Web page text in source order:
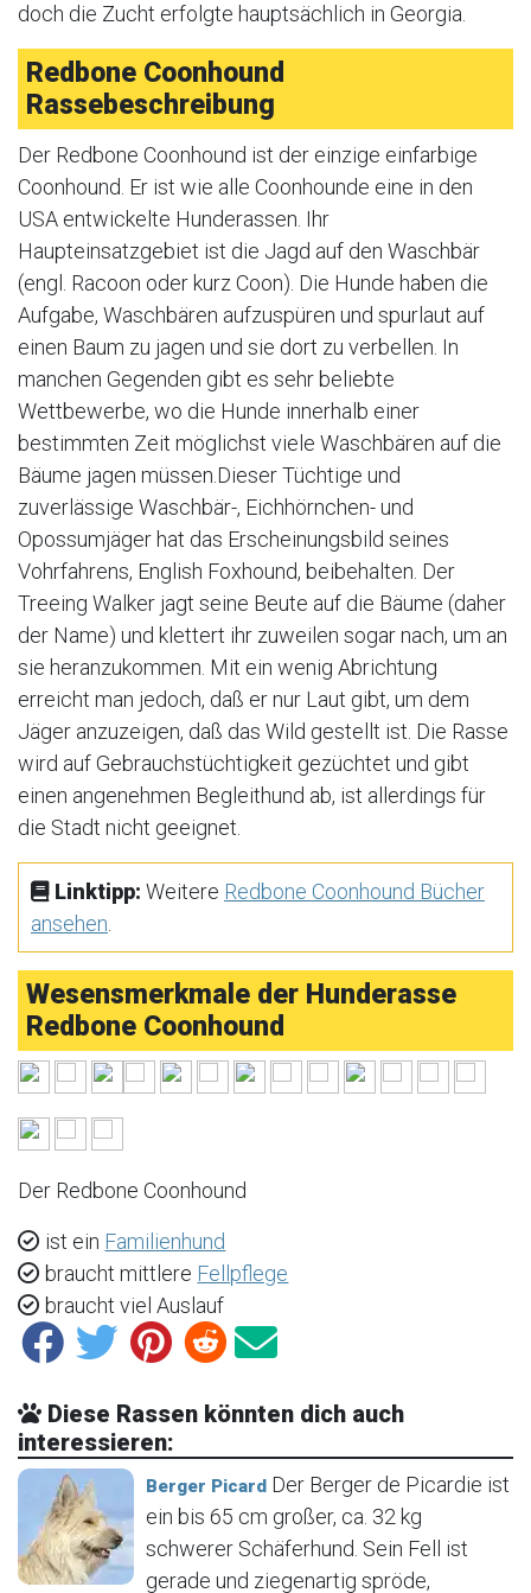
doch die Zucht erfolgte hauptsächlich in Georgia.
Redbone Coonhound
Rassebeschreibung
Der Redbone Coonhound ist der einzige einfarbige
Coonhound. Er ist wie alle Coonhounde eine in den
USA entwickelte Hunderassen. Ihr
Haupteinsatzgebiet ist die Jagd auf den Waschbär
(engl. Racoon oder kurz Coon). Die Hunde haben die
Aufgabe, Waschbären aufzuspüren und spurlaut auf
einen Baum zu jagen und sie dort zu verbellen. In
manchen Gegenden gibt es sehr beliebte
Wettbewerbe, wo die Hunde innerhalb einer
bestimmten Zeit möglichst viele Waschbären auf die
Bäume jagen müssen.Dieser Tüchtige und
zuverlässige Waschbär-, Eichhörnchen- und
Opossumjäger hat das Erscheinungsbild seines
Vohrfahrens, English Foxhound, beibehalten. Der
Treeing Walker jagt seine Beute auf die Bäume (daher
der Name) und klettert ihr zuweilen sogar nach, um an
sie heranzukommen. Mit ein wenig Abrichtung
erreicht man jedoch, daß er nur Laut gibt, um dem
Jäger anzuzeigen, daß das Wild gestellt ist. Die Rasse
wird auf Gebrauchstüchtigkeit gezüchtet und gibt
einen angenehmen Begleithund ab, ist allerdings für
die Stadt nicht geeignet.
Linktipp: Weitere Redbone Coonhound Bücher
ansehen
Wesensmerkmale der Hunderasse
Redbone Coonhound
Der Redbone Coonhound
ist ein Familienhund
braucht mittlere Fellpflege
braucht viel Auslauf
Diese Rassen könnten dich auch
interessieren:
Berger Picard Der Berger de Picardie ist
ein bis 65 cm großer, ca. 32 kg
schwerer Schäferhund. Sein Fell ist
gerade und ziegenartig spröde,